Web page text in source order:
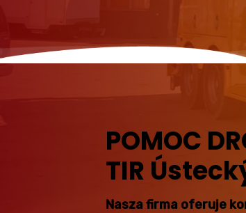
POMOC
TIR
Nasza firma oferuje